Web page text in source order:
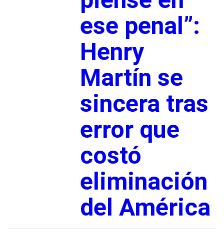
ese penal”:
Henry
Martín se
sincera tras
error que
costó
eliminación
del América